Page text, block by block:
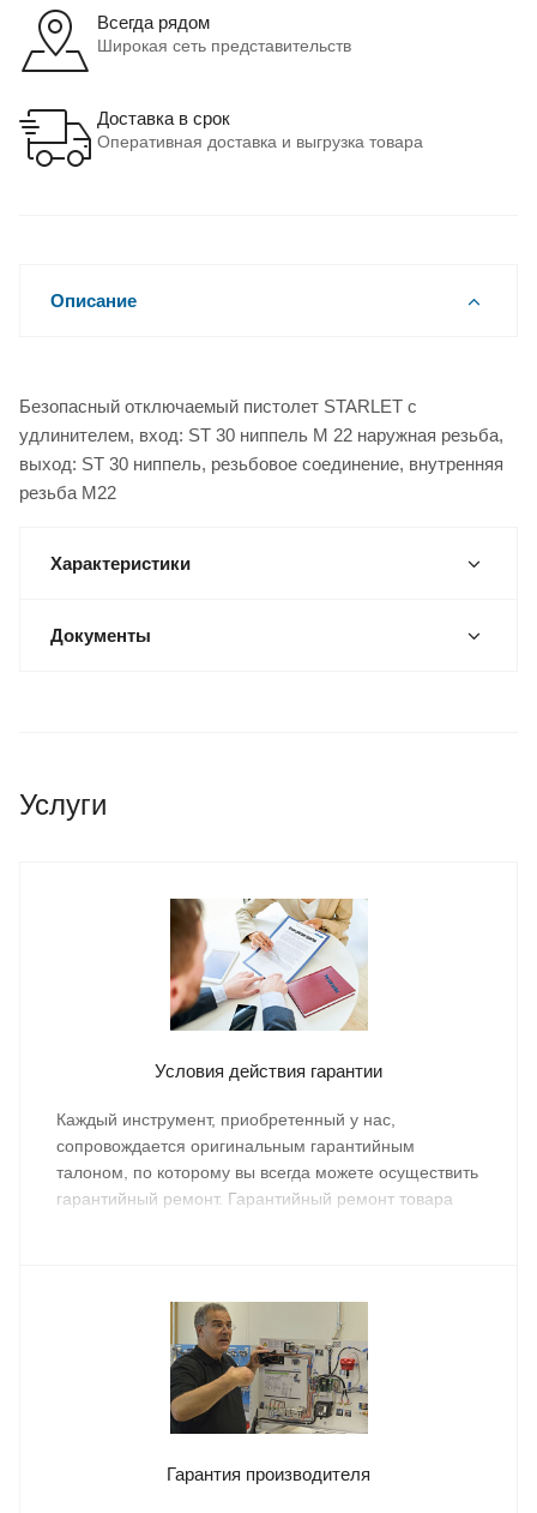
Всегда рядом
Широкая сеть представительств
Доставка в срок
Оперативная доставка и выгрузка товара
Описание
Безопасный отключаемый пистолет STARLET с
удлинителем, вход: ST 30 ниппель M 22 наружная резьба,
выход: ST 30 ниппель, резьбовое соединение, внутренняя
резьба М22
Характеристики
Документы
Услуги
Условия действия гарантии
Каждый инструмент, приобретенный у нас,
сопровождается оригинальным гарантийным
талоном, по которому вы всегда можете осуществить
гарантийный ремонт. Гарантийный ремонт товара
Гарантия производителя